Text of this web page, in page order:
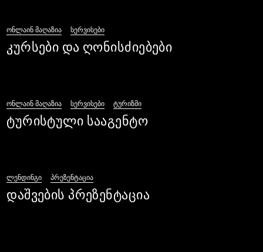
ᲝᲜᲚᲐᲘᲜ ᲛᲐᲦᲐᲖᲘᲐ ᲡᲔᲠᲕᲘᲡᲔᲑᲘ
კურსები და ღონისძიებები
ᲝᲜᲚᲐᲘᲜ ᲛᲐᲦᲐᲖᲘᲐ ᲡᲔᲠᲕᲘᲡᲔᲑᲘ ᲢᲣᲠᲘᲖᲛᲘ
ტურისტული სააგენტო
ᲚᲔᲜᲓᲘᲜᲒᲘ ᲞᲠᲔᲖᲔᲜᲢᲐᲪᲘᲐ
დაშვების პრეზენტაცია